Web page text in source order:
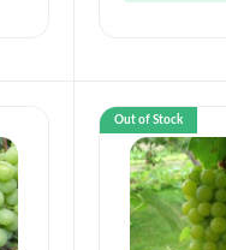
Out of Stock